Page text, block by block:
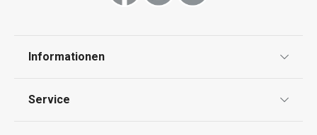
Informationen
Service